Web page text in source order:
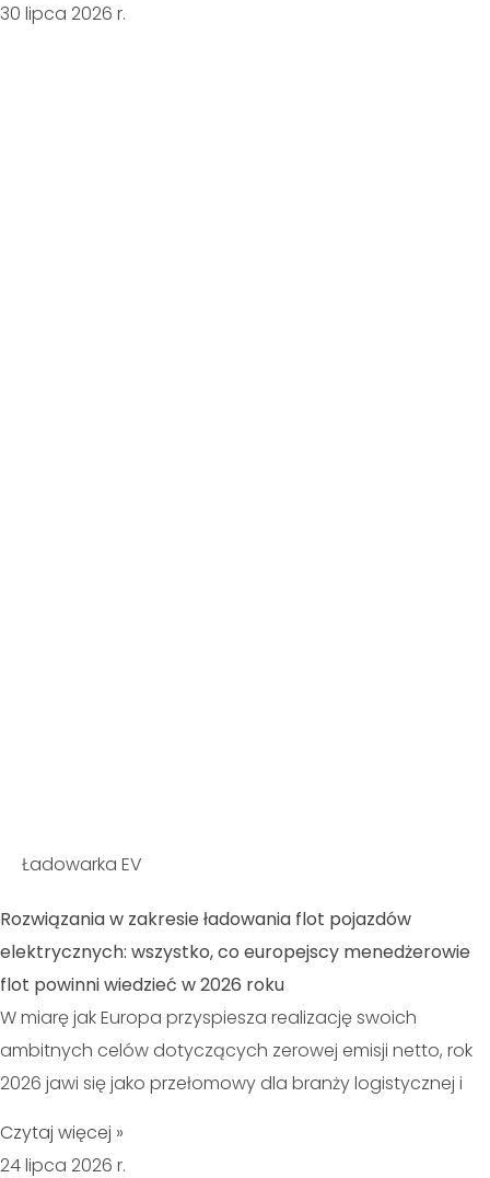
30 lipca 2026 r.
Ładowarka EV
Rozwiązania w zakresie ładowania flot pojazdów
elektrycznych: wszystko, co europejscy menedżerowie
flot powinni wiedzieć w 2026 roku
W miarę jak Europa przyspiesza realizację swoich
ambitnych celów dotyczących zerowej emisji netto, rok
2026 jawi się jako przełomowy dla branży logistycznej i
Czytaj więcej »
24 lipca 2026 r.